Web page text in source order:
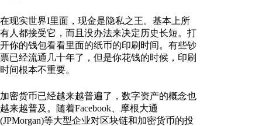
在现实世界I里面，现金是隐私之王。基本上所
有人都接受它，而且没办法来决定历史长短。打
开你的钱包看看里面的纸币的印刷时间。有些钞
票已经流通几十年了，但是你花钱的时候，印刷
时间根本不重要。
加密货币已经越来越普遍了，数字资产的概念也
越来越普及。随着Facebook、摩根大通
(JPMorgan)等大型企业对区块链和加密货币的投